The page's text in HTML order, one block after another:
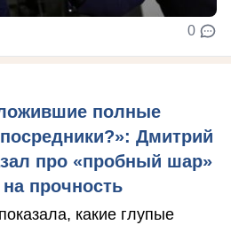
0
полные
Дмитрий
про «пробный шар»
прочность
какие глупые